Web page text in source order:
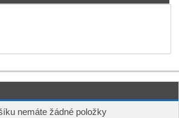
nemáte žádné položky